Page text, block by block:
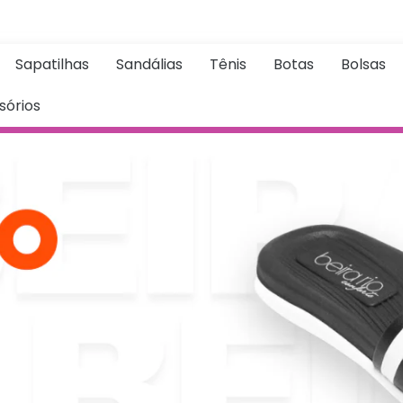
Sapatilhas Sandálias Tênis Botas
Bolsas